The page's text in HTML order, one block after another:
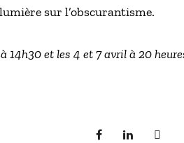
sur l’obscurantisme.
14h30 et les 4 et 7 avril à 20